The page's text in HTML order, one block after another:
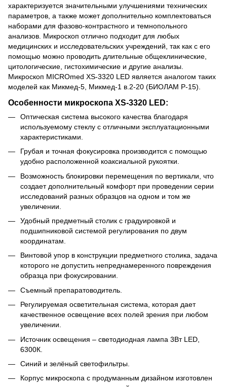
характеризуется значительными улучшениями технических
параметров, а также может дополнительно комплектоваться
наборами для фазово-контрастного и темнопольного
анализов. Микроскоп отлично подходит для любых
медицинских и исследовательских учреждений, так как с его
помощью можно проводить длительные общеклинические,
цитологические, гистохимические и другие анализы.
Микроскоп MICROmed XS-3320 LED является аналогом таких
моделей как Микмед-5, Микмед-1 в.2-20 (БИОЛАМ Р-15).
Особенности микроскопа XS-3320 LED:
Оптическая система высокого качества благодаря
используемому стеклу с отличными эксплуатационными
характеристиками.
Грубая и точная фокусировка производится с помощью
удобно расположенной коаксиальной рукоятки.
Возможность блокировки перемещения по вертикали, что
создает дополнительный комфорт при проведении серии
исследований разных образцов на одном и том же
увеличении.
Удобный предметный столик с градуировкой и
подшипниковой системой регулирования по двум
координатам.
Винтовой упор в конструкции предметного столика, задача
которого не допустить непреднамеренного повреждения
образца при фокусировании.
Съемный препаратоводитель.
Регулируемая осветительная система, которая дает
качественное освещение всех полей зрения при любом
увеличении.
Источник освещения – светодиодная лампа 3Вт LED,
6300К.
Синий и зелёный светофильтры.
Корпус микроскопа с продуманным дизайном изготовлен